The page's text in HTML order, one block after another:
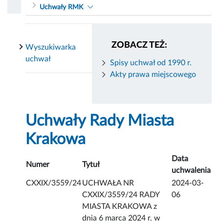
Uchwały RMK
ZOBACZ TEŻ:
Spisy uchwał od 1990 r.
Akty prawa miejscowego
Wyszukiwarka
uchwał
Uchwały Rady Miasta
Krakowa
Numer Tytuł
Data
uchwalenia
CXXIX/3559/24UCHWAŁA NR
CXXIX/3559/24 RADY
MIASTA KRAKOWA z
dnia 6 marca 2024 r. w
2024-03-
06